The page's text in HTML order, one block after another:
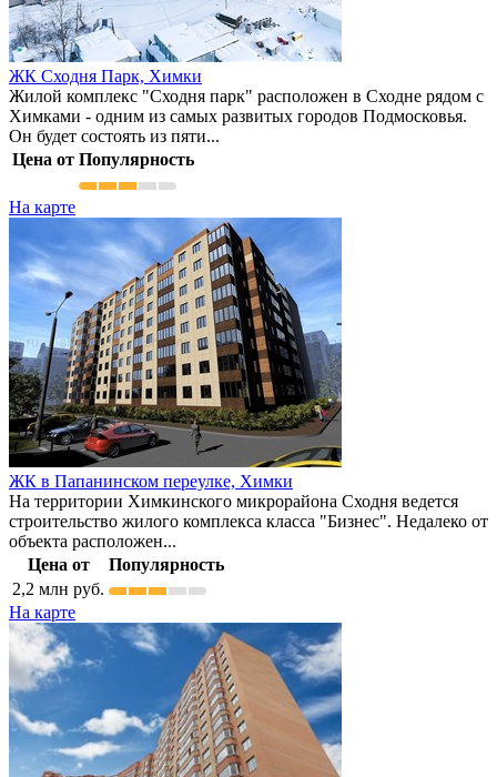
ЖК Сходня Парк, Химки
Жилой комплекс "Сходня парк" расположен в Сходне рядом с
Химками - одним из самых развитых городов Подмосковья.
Он будет состоять из пяти...
Цена от Популярность
На карте
ЖК в Папанинском переулке, Химки
На территории Химкинского микрорайона Сходня ведется
строительство жилого комплекса класса "Бизнес". Недалеко от
объекта расположен...
Цена от
Популярность
2,2 млн руб.
На карте